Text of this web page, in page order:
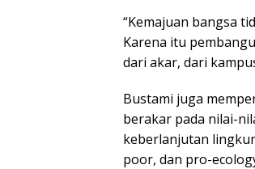
“Kemajuan bangsa
Karena itu
dari akar, dari
Bustami juga
berakar pada nilai-
keberlanjutan
poor, dan pro-